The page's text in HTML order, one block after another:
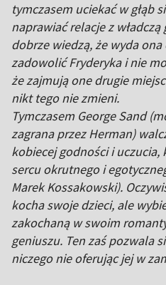
tymczasem uciekać w głąb
naprawiać relacje z
dobrze wiedzą, że wyda
zadowolić Fryderyka i nie
że zajmują one drugie
nikt tego nie zmieni.
Tymczasem George Sand
zagrana przez Herman)
kobiecej godności i uczucia,
sercu okrutnego i
Marek Kossakowski).
kocha swoje dzieci, ale
zakochaną w swoim
geniuszu. Ten zaś pozwala
niczego nie oferując jej w